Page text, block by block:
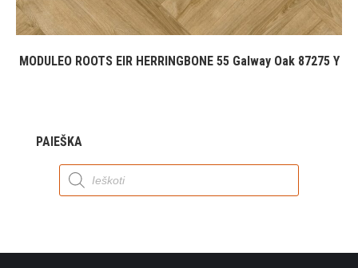
MODULEO ROOTS EIR HERRINGBONE 55 Galway Oak 87275 Y
PAIEŠKA
Products
search